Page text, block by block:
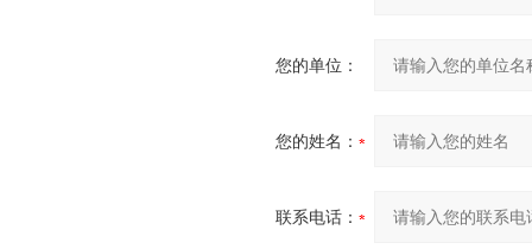
您的单位：
您的姓名：
联系电话：